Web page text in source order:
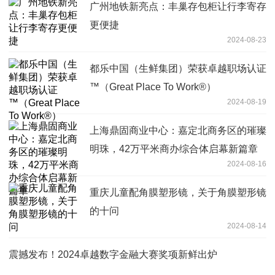
广州地铁新亮点：丰巢存包柜让行李寄存
更便捷
2024-08-23
都乐中国（生鲜集团）荣获卓越职场认证
™（Great Place To Work®）
2024-08-19
上海鼎固商业中心：嘉定北商务区的璀璨
明珠，42万平米商办综合体启幕新篇章
2024-08-16
重庆儿童配角膜塑形镜，关于角膜塑形镜
的十问
2024-08-14
震撼发布！2024卓越数字金融大赛奖项新鲜出炉